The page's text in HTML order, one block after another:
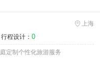
上海
行程设计： 0
定制个性化旅游服务